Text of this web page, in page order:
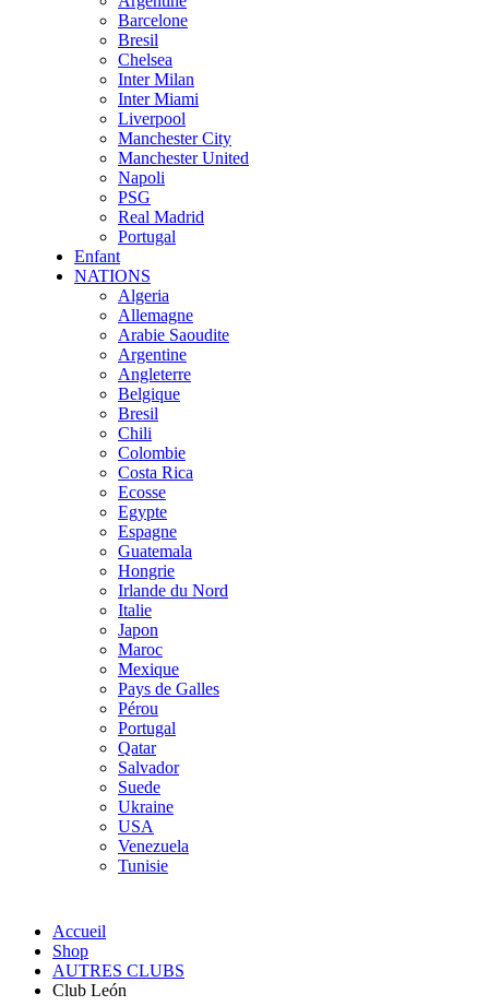
Barcelone
Bresil
Chelsea
Inter Milan
Inter Miami
Liverpool
Manchester City
Manchester United
Napoli
PSG
Real Madrid
Portugal
Enfant
NATIONS
Algeria
Allemagne
Arabie Saoudite
Argentine
Angleterre
Belgique
Bresil
Chili
Colombie
Costa Rica
Ecosse
Egypte
Espagne
Guatemala
Hongrie
Irlande du Nord
Italie
Japon
Maroc
Mexique
Pays de Galles
Pérou
Portugal
Qatar
Salvador
Suede
Ukraine
USA
Venezuela
Tunisie
Accueil
Shop
AUTRES CLUBS
Club León